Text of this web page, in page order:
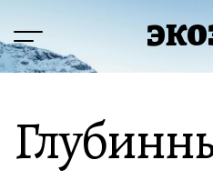
содержимому
Меню